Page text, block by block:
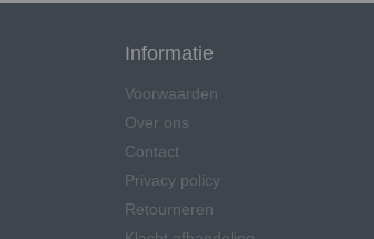
Informatie
Voorwaarden
Over ons
Contact
Privacy policy
Retourneren